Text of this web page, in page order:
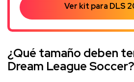
Ver kit para DLS
¿Qué tamaño deben
Dream League Soccer?